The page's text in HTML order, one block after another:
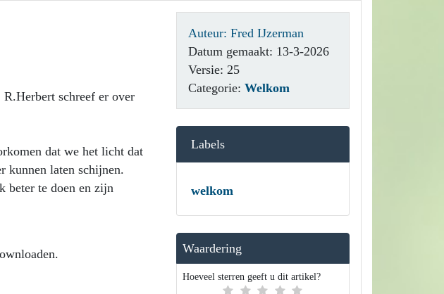
schreef er over
dat we het licht dat
kunnen laten schijnen.
beter te doen en zijn
Auteur: Fred IJzerman
Datum gemaakt: 13-3-2026
Versie: 25
Categorie: Welkom
Labels
welkom
Waardering
Hoeveel sterren geeft u dit artikel?